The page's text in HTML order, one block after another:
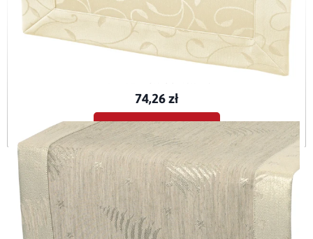
Bieżnik plamoodporny Dafne ecru (377) O5
74,26 zł
Dodaj do koszyka